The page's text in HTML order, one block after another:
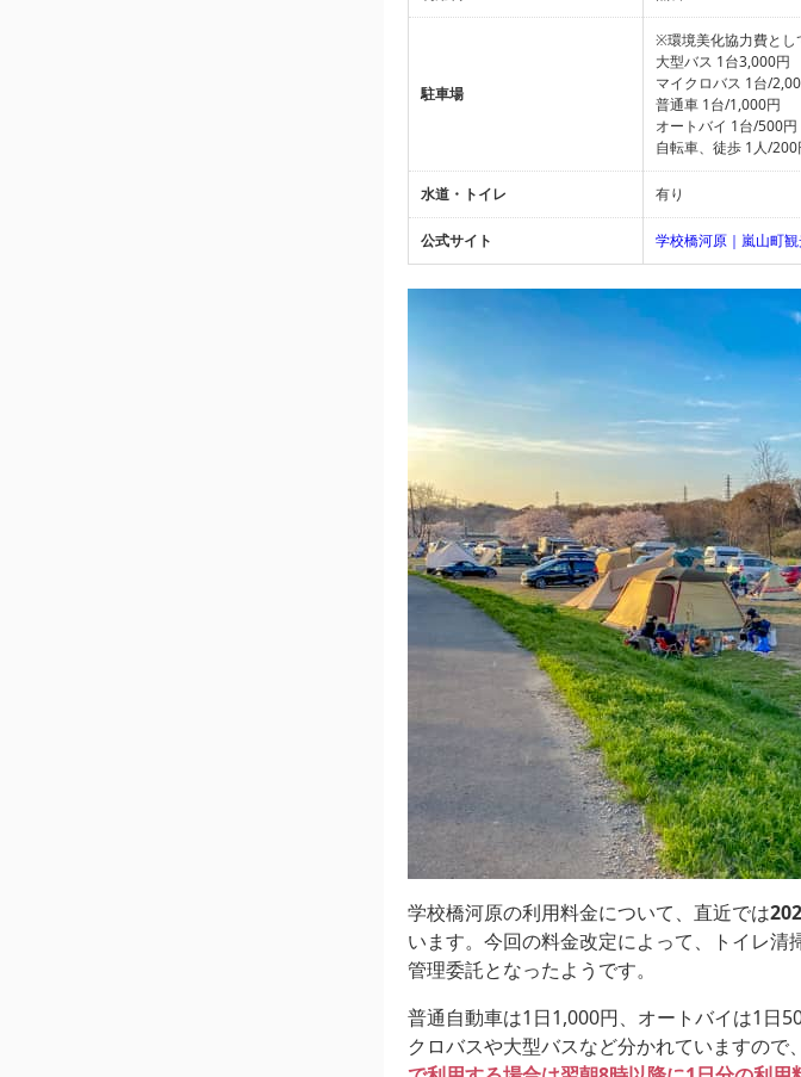
駐車場
※環境美化協力費とし
大型バス 1台3,000円
マイクロバス 1台/
普通車 1台/1,000円
オートバイ 1台/500円
自転車、徒歩 1人/200
水道・トイレ 有り
公式サイト 学校橋河原｜嵐山町
学校橋河原の利用料金について、直近では
います。今回の料金改定によって、トイレ
管理委託となったようです。
普通自動車は1日1,000円、オートバイは1日
クロバスや大型バスなど分かれていますので